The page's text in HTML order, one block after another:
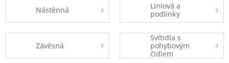
Nástěnná
Liniová a
podlinky
Závěsná
Svítidla s
pohybovým
čidlem